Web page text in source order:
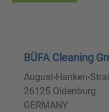
BÜFA Cleaning
August-Hanken-
26125 Oldenburg
GERMANY